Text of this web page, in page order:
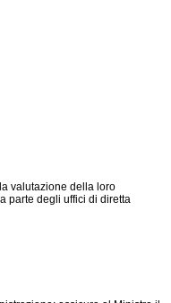
valutazione della loro
parte degli uffici di diretta